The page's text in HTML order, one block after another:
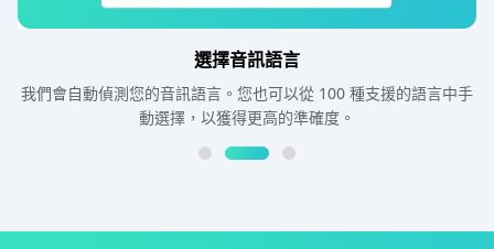
選擇音訊語言
我們會自動偵測您的音訊語言。您也可以從 100 種支援的語言中手
動選擇，以獲得更高的準確度。